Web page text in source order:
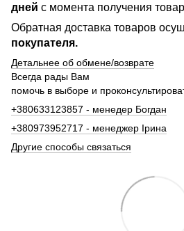
дней с момента получения
Обратная доставка товаров
покупателя.
Детальнее об обмене/возврате
Всегда рады Вам
помочь в выборе и
+380633123857 - менедер Богдан
+380973952717 - менеджер Ірина
Другие способы связаться